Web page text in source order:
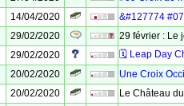
14/04/2020
&#127774
29/02/2020
29 février : Le
29/02/2020
🗓 Leap Day
20/02/2020
Une Croix
20/02/2020
Le Château